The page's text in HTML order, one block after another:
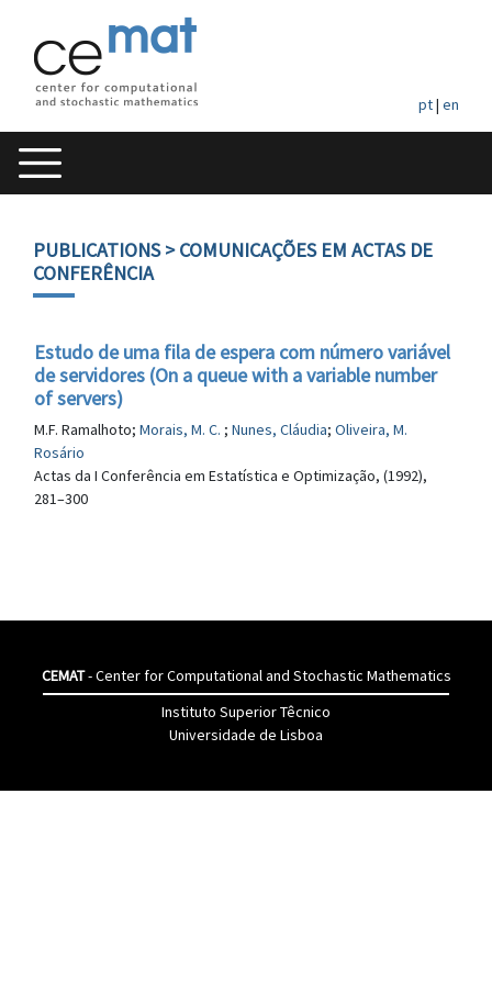
pt| en
PUBLICATIONS> COMUNICAÇÕES EM ACTAS DE
CONFERÊNCIA
Estudo de uma fila de espera com número variável
de servidores (On a queue with a variable number
of servers)
M.F. Ramalhoto; Morais, M. C. ; Nunes, Cláudia; Oliveira, M.
Rosário
Actas da I Conferência em Estatística e Optimização, (1992),
281–300
CEMAT- Center for Computational and Stochastic Mathematics
Instituto Superior Têcnico
Universidade de Lisboa